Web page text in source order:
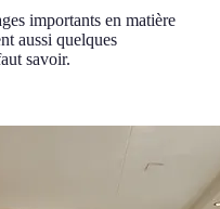
importants en matière
aussi quelques
savoir.